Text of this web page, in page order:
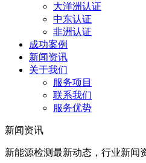
大洋洲认证
中东认证
非洲认证
成功案例
新闻资讯
关于我们
服务项目
联系我们
服务优势
新闻资讯
新能源检测最新动态，行业新闻